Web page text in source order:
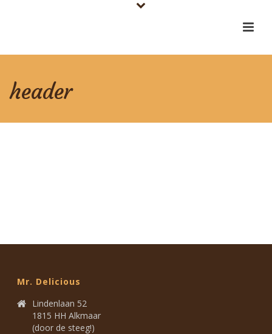
header
Mr. Delicious
Lindenlaan 52
1815 HH Alkmaar
(door de steeg!)